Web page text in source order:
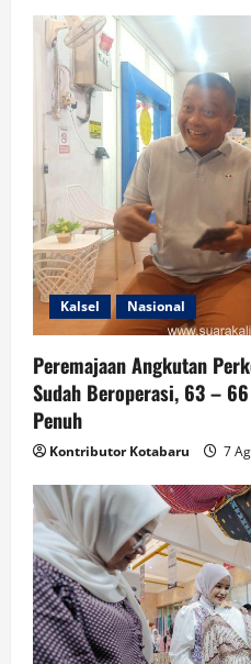
Kalsel Nasional
Peremajaan Angkutan
Sudah Beroperasi, 63 –
Penuh
Kontributor Kotabaru 7